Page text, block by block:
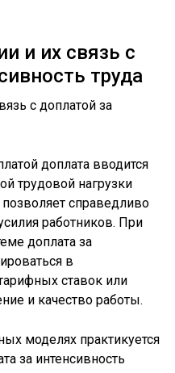
и их связь с
труда
доплата вводится
трудовой нагрузки
справедливо
работников. При
доплата за
в
ставок или
и качество работы.
моделях практикуется
за интенсивность